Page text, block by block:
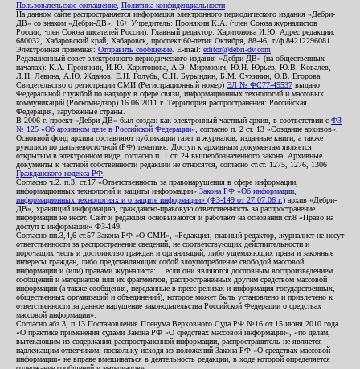
Пользовательское соглашение Политика конфиденциальности
На данном сайте распространяется информация электронного периодического издания «Дебри-
ДВ» со знаком «Дебри-ДВ». 16+ Учредитель: Пронякин К.А. (член Союза журналистов
России, член Союза писателей России). Главный редактор: Харитонова И.Ю. Адрес редакции:
680032, Хабаровский край, Хабаровск, проспект 60-летия Октября, 88-46, т./ф.84212296081.
Электронная приемная: Отправить сообщение . E-mail: editor@debri-dv.com
Редакционный совет электронного периодического издания «Дебри-ДВ» (на общественных
началах): К.А. Пронякин, И.Ю. Харитонова, А.Э. Мирмович, Ю.Н. Юрьев, Ю.В. Ковалев,
Л.Н. Левина, А.Ю. Жданов, Е.Н. Голубь, С.Н. Бурындин, Б.М. Сухинин, О.В. Егорова
Свидетельство о регистрации СМИ (Регистрационный номер) ЭЛ № ФС77-45537 выдано
Федеральной службой по надзору в сфере связи, информационных технологий и массовых
коммуникаций (Роскомнадзор) 16.06.2011 г. Территория распространения: Российская
Федерация, зарубежные страны.
В 2006 г. проект «Дебри-ДВ» был создан как электронный частный архив, в соответствии с ФЗ
№ 125 «Об архивном деле в Российской Федерации» , согласно п. 2 ст. 13 «Создание архивов».
Основной фонд архива составляют публикации газет и журналов, изданные книги, а также
рукописи по дальневосточной (РФ) тематике. Доступ к архивным документам является
открытым в электронном виде, согласно п. 1 ст. 24 вышеобозначенного закона. Архивные
документы к частной собственности редакции не относятся, согласно ст.ст. 1275, 1276, 1306
Гражданского кодекса РФ
Согласно ч.2. п.3. ст.17 «Ответственность за правонарушения в сфере информации,
информационных технологий и защиты информации» Закона РФ «Об информации,
информационных технологиях и о защите информации» (ФЗ-149 от 27.07.06 г.) архив «Дебри-
ДВ», хранящий информацию, гражданско-правовую ответственность за распространение
информации не несет. Сайт и редакция основываются и работают на основании ст.8 «Право на
доступ к информации» ФЗ-149.
Согласно пп.3,4,6 ст.57 Закона РФ «О СМИ», «Редакция, главный редактор, журналист не несут
ответственности за распространение сведений, не соответствующих действительности и
порочащих честь и достоинство граждан и организаций, либо ущемляющих права и законные
интересы граждан, либо представляющих собой злоупотребление свободой массовой
информации и (или) правами журналиста: ...если они являются дословным воспроизведением
сообщений и материалов или их фрагментов, распространенных другим средством массовой
информации (а также сообщения, переданные в пресс-релизах и информация государственных,
общественных организаций и объединений), которое может быть установлено и привлечено к
ответственности за данное нарушение законодательства Российской Федерации о средствах
массовой информации».
Согласно абз.3, п.13 Постановления Пленума Верховного Суда РФ №16 от 15 июня 2010 года
«О практике применения судами Закона РФ «О средствах массовой информации», «по делам,
вытекающим из содержания распространенной информации, распространитель не является
надлежащим ответчиком, поскольку исходя из положений Закона РФ «О средствах массовой
информации» не вправе вмешиваться в деятельность редакции, в ходе которой определяется